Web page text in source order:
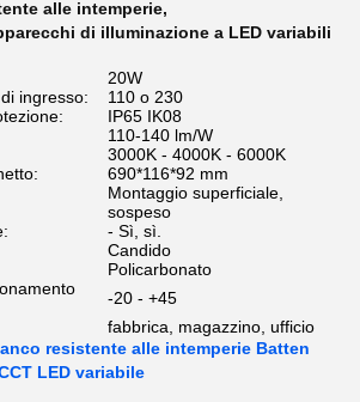
alle intemperie,
di illuminazione a LED variabili
20W
ingresso:
110 o 230
IP65 IK08
110-140 lm/W
3000K - 4000K - 6000K
690*116*92 mm
Montaggio superficiale,
sospeso
- Sì, sì.
Candido
Policarbonato
-20 - +45
fabbrica, magazzino, ufficio
resistente alle intemperie Batten
LED variabile